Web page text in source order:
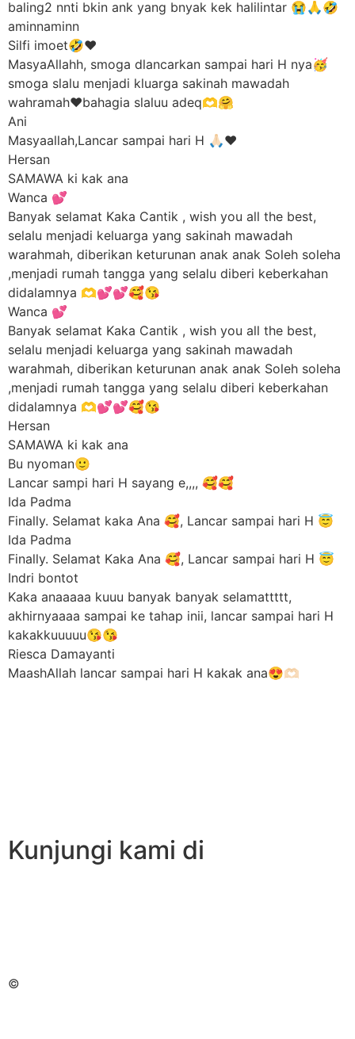
baling2 nnti bkin ank yang bnyak kek halilintar 😭🙏🤣
aminnaminn
Silfi imoet🤣❤️
MasyaAllahh, smoga dlancarkan sampai hari H nya🥳
smoga slalu menjadi kluarga sakinah mawadah
wahramah❤️bahagia slaluu adeq🫶🤗
Ani
Masyaallah,Lancar sampai hari H 🙏🏻❤️
Hersan
SAMAWA ki kak ana
Wanca 💕
Banyak selamat Kaka Cantik , wish you all the best,
selalu menjadi keluarga yang sakinah mawadah
warahmah, diberikan keturunan anak anak Soleh soleha
,menjadi rumah tangga yang selalu diberi keberkahan
didalamnya 🫶💕💕🥰😘
Wanca 💕
Banyak selamat Kaka Cantik , wish you all the best,
selalu menjadi keluarga yang sakinah mawadah
warahmah, diberikan keturunan anak anak Soleh soleha
,menjadi rumah tangga yang selalu diberi keberkahan
didalamnya 🫶💕💕🥰😘
Hersan
SAMAWA ki kak ana
Bu nyoman🙂
Lancar sampi hari H sayang e,,,, 🥰🥰
Ida Padma
Finally. Selamat kaka Ana 🥰, Lancar sampai hari H 😇
Ida Padma
Finally. Selamat Kaka Ana 🥰, Lancar sampai hari H 😇
Indri bontot
Kaka anaaaaa kuuu banyak banyak selamattttt,
akhirnyaaaa sampai ke tahap inii, lancar sampai hari H
kakakkuuuuu😘😘
Riesca Damayanti
MaashAllah lancar sampai hari H kakak ana😍🫶🏻
Kunjungi kami di
©